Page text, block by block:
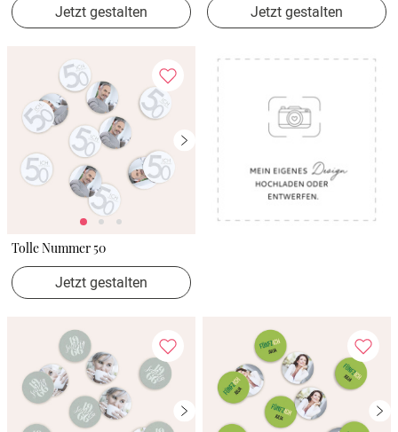
Jetzt gestalten Jetzt gestalten
Tolle Nummer 50
Jetzt gestalten